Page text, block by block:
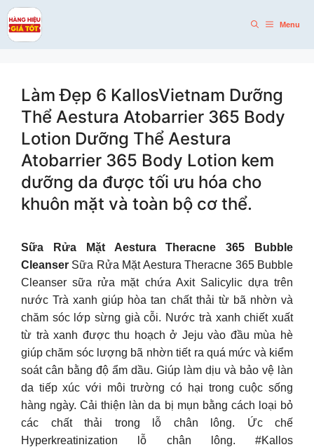
Skip
to
content
Menu
Làm Đẹp 6 KallosVietnam Dưỡng
Thể Aestura Atobarrier 365 Body
Lotion Dưỡng Thể Aestura
Atobarrier 365 Body Lotion kem
dưỡng da được tối ưu hóa cho
khuôn mặt và toàn bộ cơ thể.
Sữa Rửa Mặt Aestura Theracne 365 Bubble
Cleanser Sữa Rửa Mặt Aestura Theracne 365 Bubble
Cleanser sữa rửa mặt chứa Axit Salicylic dựa trên
nước Trà xanh giúp hòa tan chất thải từ bã nhờn và
chăm sóc lớp sừng già cỗi. Nước trà xanh chiết xuất
từ trà xanh được thu hoạch ở Jeju vào đầu mùa hè
giúp chăm sóc lượng bã nhờn tiết ra quá mức và kiểm
soát cân bằng độ ẩm dầu. Giúp làm dịu và bảo vệ làn
da tiếp xúc với môi trường có hại trong cuộc sống
hàng ngày. Cải thiện làn da bị mụn bằng cách loại bỏ
các chất thải trong lỗ chân lông. Ức chế
Hyperkreatinization lỗ chân lông. #Kallos